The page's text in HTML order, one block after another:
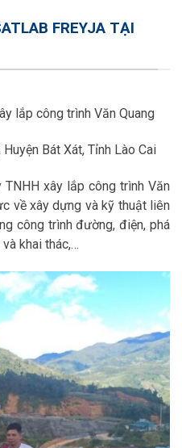
FREYJA TẠI
lắp công trình Văn Quang
Bát Xát, Tỉnh Lào Cai
TNHH xây lắp công trình Văn
về xây dựng và kỹ thuật liên
công trình đường, điện, phá
khai thác,…